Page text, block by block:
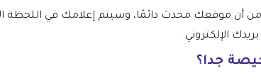
بريدك الإلكتروني.
جدا؟